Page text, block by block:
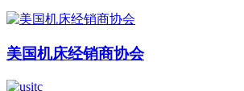
美国机床经销商协会